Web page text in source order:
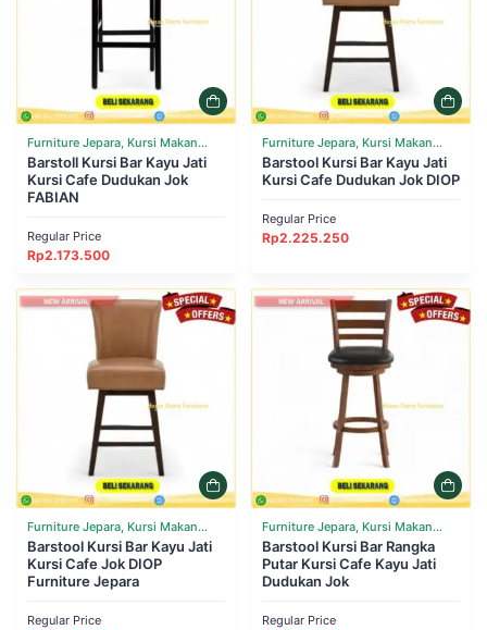
Furniture Jepara, Kursi Makan
Cafe Resto
Barstoll Kursi Bar Kayu Jati
Kursi Cafe Dudukan Jok
FABIAN
Regular Price
Rp2.173.500
Furniture Jepara, Kursi Makan
Cafe Resto
Barstool Kursi Bar Kayu Jati
Kursi Cafe Dudukan Jok DIOP
Regular Price
Rp2.225.250
Furniture Jepara, Kursi Makan
Cafe Resto
Barstool Kursi Bar Kayu Jati
Kursi Cafe Jok DIOP
Furniture Jepara
Regular Price
Furniture Jepara, Kursi Makan
Cafe Resto
Barstool Kursi Bar Rangka
Putar Kursi Cafe Kayu Jati
Dudukan Jok
Regular Price